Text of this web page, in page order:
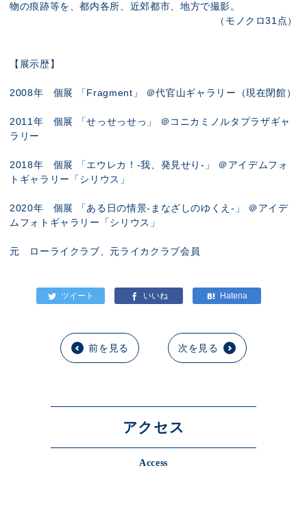
物の痕跡等を、都内各所、近郊都市、地方で撮影。
（モノクロ31点）
【展示歴】
2008年 個展 「Fragment」 ＠代官山ギャラリー（現在閉館）
2011年 個展 「せっせっせっ」 ＠コニカミノルタプラザギャ
ラリー
2018年 個展 「エウレカ！-我、発見せり-」 ＠アイデムフォ
トギャラリー「シリウス」
2020年 個展 「ある日の情景-まなざしのゆくえ-」 ＠アイデ
ムフォトギャラリー「シリウス」
元 ローライクラブ、元ライカクラブ会員
前を見る 次を見る
アクセス
Access